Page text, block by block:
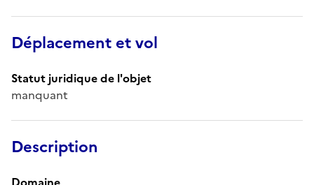
Déplacement et vol
Statut juridique de l'objet
manquant
Description